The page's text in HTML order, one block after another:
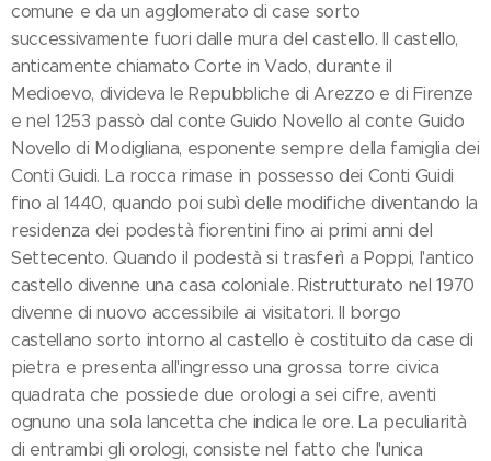
comune e da un agglomerato di case sorto
successivamente fuori dalle mura del castello. Il castello,
anticamente chiamato Corte in Vado, durante il
Medioevo, divideva le Repubbliche di Arezzo e di Firenze
e nel 1253 passò dal conte Guido Novello al conte Guido
Novello di Modigliana, esponente sempre della famiglia dei
Conti Guidi. La rocca rimase in possesso dei Conti Guidi
fino al 1440, quando poi subì delle modifiche diventando la
residenza dei podestà fiorentini fino ai primi anni del
Settecento. Quando il podestà si trasferì a Poppi, l'antico
castello divenne una casa coloniale. Ristrutturato nel 1970
divenne di nuovo accessibile ai visitatori. Il borgo
castellano sorto intorno al castello è costituito da case di
pietra e presenta all'ingresso una grossa torre civica
quadrata che possiede due orologi a sei cifre, aventi
ognuno una sola lancetta che indica le ore. La peculiarità
di entrambi gli orologi, consiste nel fatto che l'unica